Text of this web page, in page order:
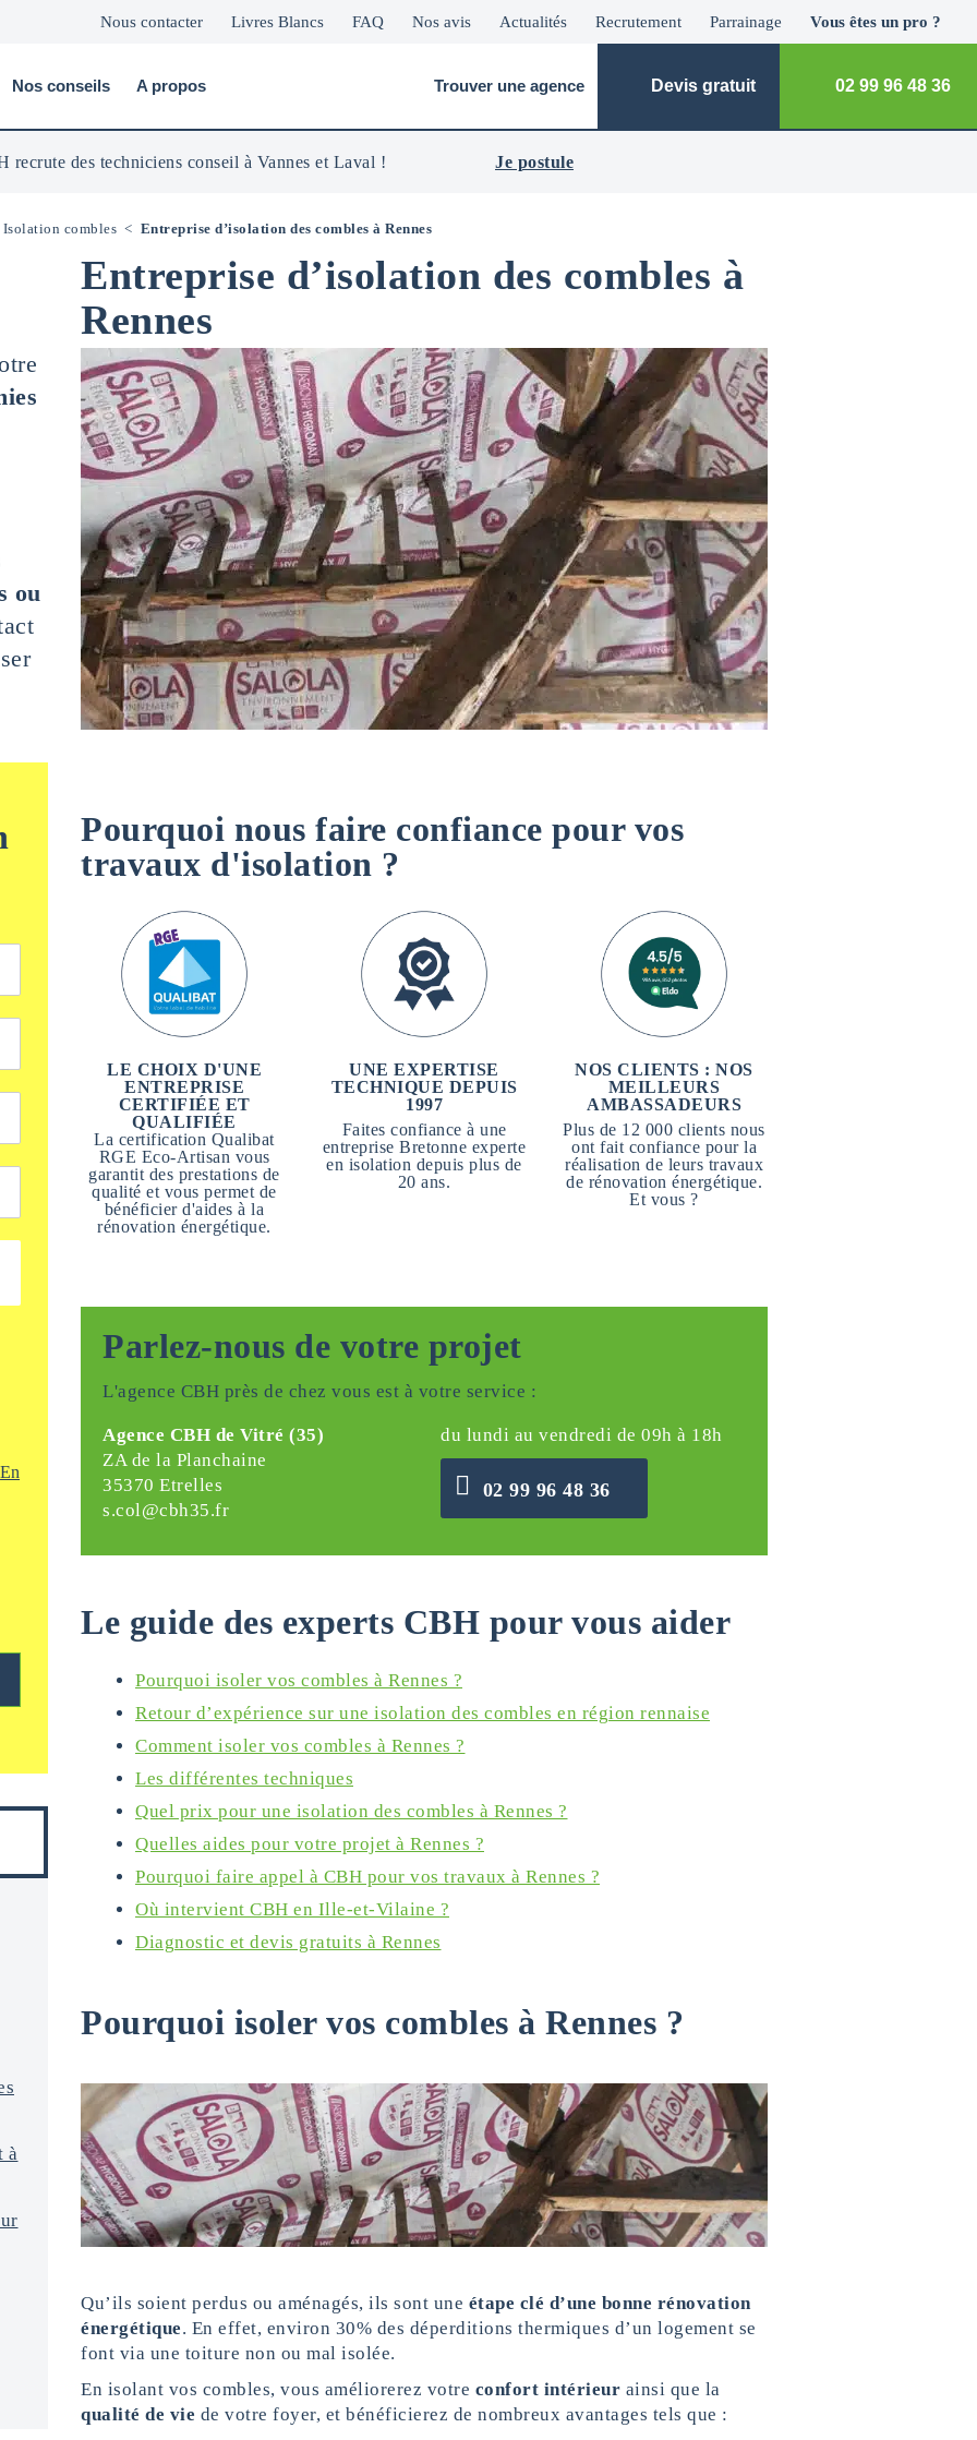
Nous contacter Livres Blancs FAQ Nos avis Actualités Recrutement Parrainage Vous êtes un pro ?
Nos conseils A propos Trouver une agence Devis gratuit 02 99 96 48 36
recrute des techniciens conseil à Vannes et Laval ! Je postule
Isolation combles < Entreprise d’isolation des combles à Rennes
Entreprise d’isolation des combles à
Rennes
ou
En
à
Pourquoi nous faire confiance pour vos
travaux d'isolation ?
LE CHOIX D'UNE
ENTREPRISE
CERTIFIÉE ET
QUALIFIÉE
La certification Qualibat
RGE Eco-Artisan vous
garantit des prestations de
qualité et vous permet de
bénéficier d'aides à la
rénovation énergétique.
UNE EXPERTISE
TECHNIQUE DEPUIS
1997
Faites confiance à une
entreprise Bretonne experte
en isolation depuis plus de
20 ans.
NOS CLIENTS : NOS
MEILLEURS
AMBASSADEURS
Plus de 12 000 clients nous
ont fait confiance pour la
réalisation de leurs travaux
de rénovation énergétique.
Et vous ?
Parlez-nous de votre projet
L'agence CBH près de chez vous est à votre service :
Agence CBH de Vitré (35)
ZA de la Planchaine
35370 Etrelles
s.col@cbh35.fr
du lundi au vendredi de 09h à 18h
02 99 96 48 36
Le guide des experts CBH pour vous aider
Pourquoi isoler vos combles à Rennes ?
Retour d’expérience sur une isolation des combles en région rennaise
Comment isoler vos combles à Rennes ?
Les différentes techniques
Quel prix pour une isolation des combles à Rennes ?
Quelles aides pour votre projet à Rennes ?
Pourquoi faire appel à CBH pour vos travaux à Rennes ?
Où intervient CBH en Ille-et-Vilaine ?
Diagnostic et devis gratuits à Rennes
Pourquoi isoler vos combles à Rennes ?
Qu’ils soient perdus ou aménagés, ils sont une étape clé d’une bonne rénovation
énergétique. En effet, environ 30% des déperditions thermiques d’un logement se
font via une toiture non ou mal isolée.
En isolant vos combles, vous améliorerez votre confort intérieur ainsi que la
qualité de vie de votre foyer, et bénéficierez de nombreux avantages tels que :